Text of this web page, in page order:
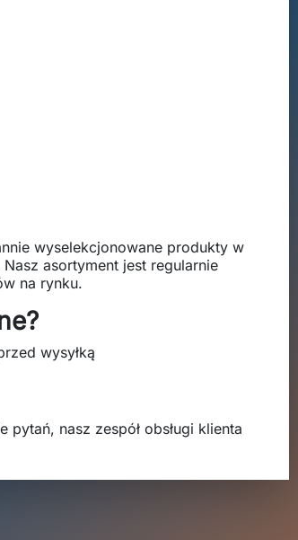
wyselekcjonowane produkty w
asortyment jest regularnie
na rynku.
wysyłką
nasz zespół obsługi klienta